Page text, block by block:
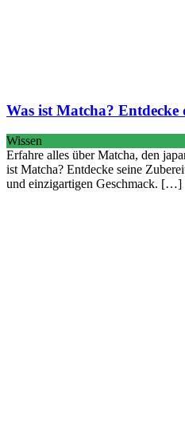
Was ist Matcha?
Wissen
Erfahre alles über Matcha, den
ist Matcha? Entdecke seine
und einzigartigen Geschmack. […]